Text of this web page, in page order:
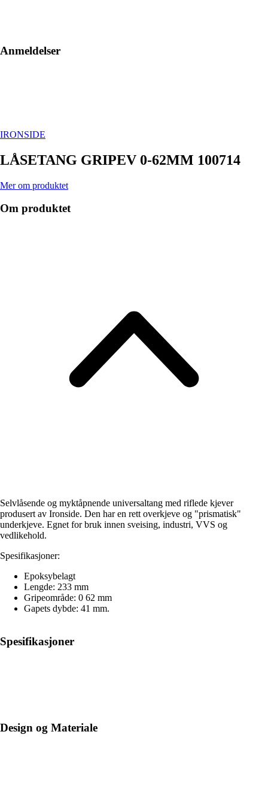
Anmeldelser
IRONSIDE
LÅSETANG GRIPEV 0-62MM 100714
Mer om produktet
Om produktet
Selvlåsende og myktåpnende universaltang med riflede kjever
produsert av Ironside. Den har en rett overkjeve og "prismatisk"
underkjeve. Egnet for bruk innen sveising, industri, VVS og
vedlikehold.
Spesifikasjoner:
Epoksybelagt
Lengde: 233 mm
Gripeområde: 0 62 mm
Gapets dybde: 41 mm.
Spesifikasjoner
Design og Materiale